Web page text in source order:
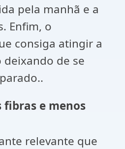
pela manhã e a
Enfim, o
consiga atingir a
deixando de se
fibras e menos
relevante que